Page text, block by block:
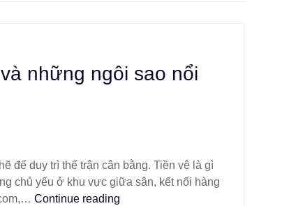
những ngôi sao nổi
để duy trì thế trận cân bằng. Tiền vệ là gì
chủ yếu ở khu vực giữa sân, kết nối hàng
Continue reading